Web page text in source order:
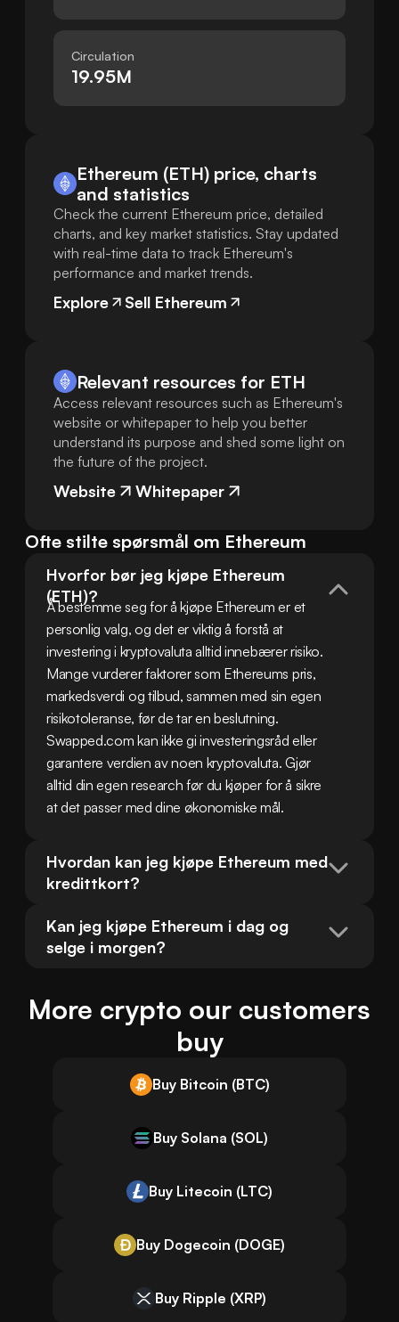
Circulation
19.95M
Ethereum (ETH) price, charts
and statistics
Check the current Ethereum price, detailed
charts, and key market statistics. Stay updated
with real-time data to track Ethereum's
performance and market trends.
Explore Sell Ethereum
Relevant resources for ETH
Access relevant resources such as Ethereum's
website or whitepaper to help you better
understand its purpose and shed some light on
the future of the project.
Website Whitepaper
Ofte stilte spørsmål om Ethereum
Hvorfor bør jeg kjøpe Ethereum
(ETH)?
Å bestemme seg for å kjøpe Ethereum er et
personlig valg, og det er viktig å forstå at
investering i kryptovaluta alltid innebærer risiko.
Mange vurderer faktorer som Ethereums pris,
markedsverdi og tilbud, sammen med sin egen
risikotoleranse, før de tar en beslutning.
Swapped.com kan ikke gi investeringsråd eller
garantere verdien av noen kryptovaluta. Gjør
alltid din egen research før du kjøper for å sikre
at det passer med dine økonomiske mål.
Hvordan kan jeg kjøpe Ethereum med
kredittkort?
Kan jeg kjøpe Ethereum i dag og
selge i morgen?
More crypto our customers
buy
Buy Bitcoin (BTC)
Buy Solana (SOL)
Buy Litecoin (LTC)
Buy Dogecoin (DOGE)
Buy Ripple (XRP)